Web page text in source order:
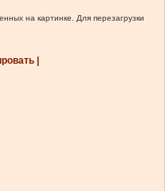
на картинке. Для перезагрузки
|